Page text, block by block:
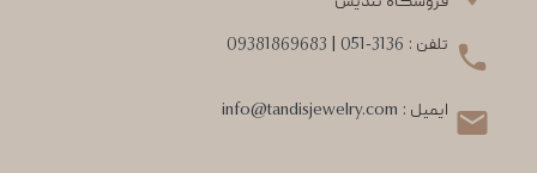
تلفن : 051-3136
09381869683
ایمیل : info@tandisjewelry.com